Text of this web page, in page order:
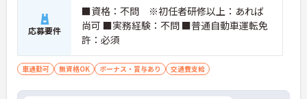
応募要件
■資格：不問 ※初任者研修以上：あれば
尚可 ■実務経験：不問 ■普通自動車運転免
許：必須
車通勤可 無資格OK ボーナス・賞与あり 交通費支給